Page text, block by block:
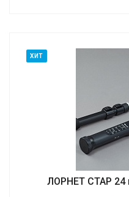
ХИТ
ЛОРНЕТ СТАР 24